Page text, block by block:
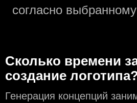
согласно
Сколько времени
создание
Генерация концепций